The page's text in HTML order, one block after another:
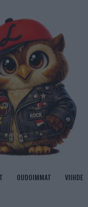
OUDOIMMAT VIIHDE